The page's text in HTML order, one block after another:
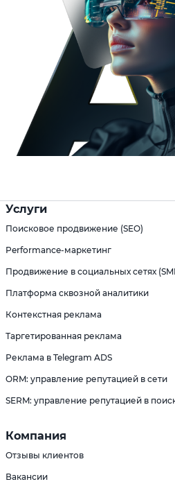
Услуги
Поисковое продвижение (SEO)
Performance-маркетинг
Продвижение в социальных сетях
Платформа сквозной аналитики
Контекстная реклама
Таргетированная реклама
Реклама в Telegram ADS
ORM: управление репутацией в сети
SERM: управление репутацией в
Компания
Отзывы клиентов
Вакансии